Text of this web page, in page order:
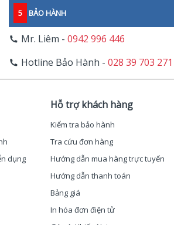
5 BẢO HÀNH
Mr. Liêm -0942 996 446
Hotline Bảo Hành -028 39 703
dụng
Hỗ trợ khách hàng
Kiểm tra bảo hành
Tra cứu đơn hàng
Hướng dẫn mua hàng trực tuyến
Hướng dẫn thanh toán
Bảng giá
In hóa đơn điện tử